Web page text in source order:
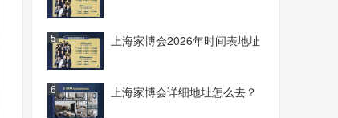
上海家博会2026年时间表地址
5
上海家博会详细地址怎么去？
6